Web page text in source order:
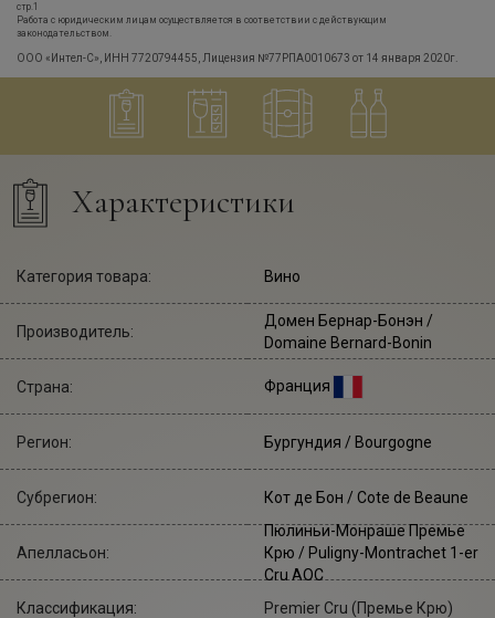
стр.1
Работа с юридическим лицам осуществляется в соответствии с действующим
законодательством.
ООО «Интел-С», ИНН 7720794455, Лицензия №77РПА0010673 от 14 января 2020г.
Характеристики
Категория товара: Вино
Производитель:
Домен Бернар-Бонэн /
Domaine Bernard-Bonin
Страна: Франция
Регион: Бургундия / Bourgogne
Субрегион: Кот де Бон / Cote de Beaune
Апелласьон:
Пюлиньи-Монраше Премье
Крю / Puligny-Montrachet 1-er
Cru AOC
Классификация:
Premier Cru (Премье Крю)